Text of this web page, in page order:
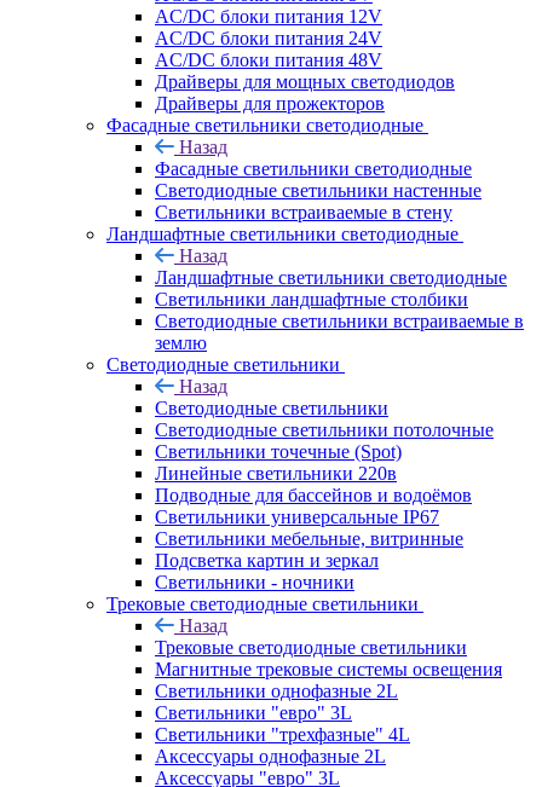
AC/DC блоки питания 12V
AC/DC блоки питания 24V
AC/DC блоки питания 48V
Драйверы для мощных светодиодов
Драйверы для прожекторов
Фасадные светильники светодиодные
Назад
Фасадные светильники светодиодные
Светодиодные светильники настенные
Светильники встраиваемые в стену
Ландшафтные светильники светодиодные
Назад
Ландшафтные светильники светодиодные
Светильники ландшафтные столбики
Светодиодные светильники встраиваемые в
землю
Светодиодные светильники
Назад
Светодиодные светильники
Светодиодные светильники потолочные
Светильники точечные (Spot)
Линейные светильники 220в
Подводные для бассейнов и водоёмов
Светильники универсальные IP67
Светильники мебельные, витринные
Подсветка картин и зеркал
Светильники - ночники
Трековые светодиодные светильники
Назад
Трековые светодиодные светильники
Магнитные трековые системы освещения
Светильники однофазные 2L
Светильники "евро" 3L
Светильники "трехфазные" 4L
Аксессуары однофазные 2L
Аксессуары "евро" 3L